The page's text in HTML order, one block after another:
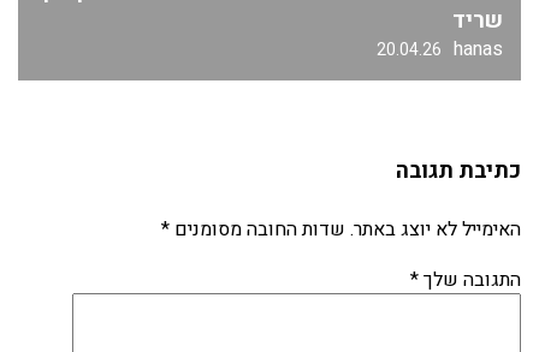
שריד
hanas
20.04.26
כתיבת תגובה
האימייל לא יוצג באתר. שדות החובה מסומנים *
התגובה שלך*